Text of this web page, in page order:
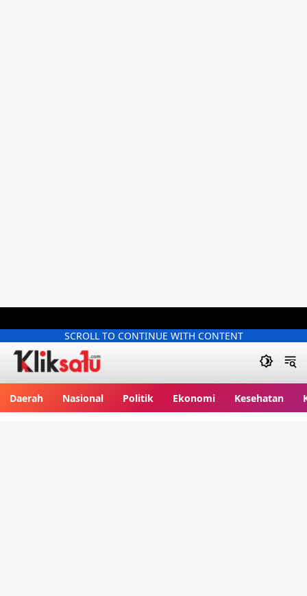
SCROLL TO CONTINUE WITH CONTENT
Daerah Nasional Politik Ekonomi Kesehatan